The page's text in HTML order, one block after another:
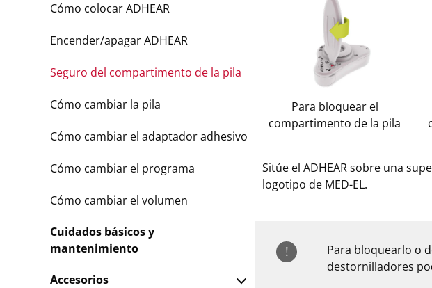
Para bloquear el
compartimento de la pila
Sitúe el ADHEAR sobre una
logotipo de MED-EL.
!
Para bloquearlo o
destornilladores
Cómo colocar ADHEAR
Encender/apagar ADHEAR
Seguro del compartimento de la pila
Cómo cambiar la pila
Cómo cambiar el adaptador adhesivo
Cómo cambiar el programa
Cómo cambiar el volumen
Cuidados básicos y
mantenimiento
Accesorios